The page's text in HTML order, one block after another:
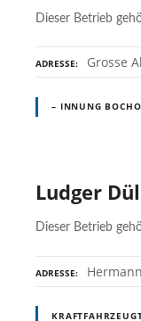
Dieser Betrieb
ADRESSE Grosse
– INNUNG
Ludger
Dieser Betrieb
ADRESSE